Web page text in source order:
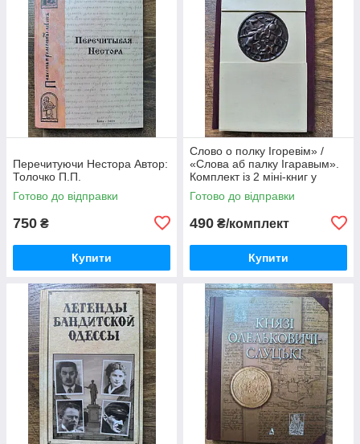
Перечитуючи Нестора Автор:
Толочко П.П.
Готово до відправки
750 ₴
Купити
Слово о полку Ігоревім» /
«Слова аб палку Ігаравым».
Комплект із 2 міні-книг у
футлярі
Готово до відправки
490 ₴/комплект
Купити